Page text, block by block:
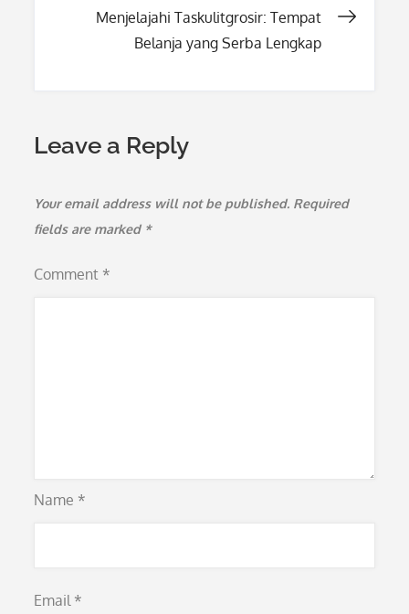
navigation
Menjelajahi Taskulitgrosir: Tempat
Belanja yang Serba Lengkap
Leave a Reply
Your email address will not be published. Required
fields are marked *
Comment *
Name *
Email *